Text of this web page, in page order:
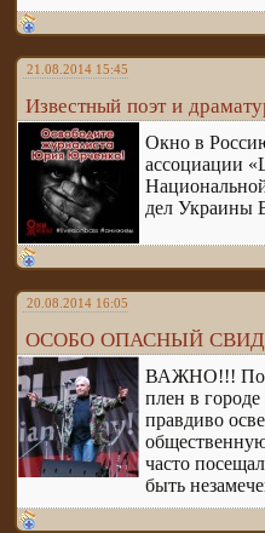
21.08.2014 15:45
Известный поэт и
Окно в
ассоциации
дел Украины
20.08.2014 16:05
ОСОБО ОПАСНЫЙ
ВАЖНО!!!
плен в
правдиво
часто
быть